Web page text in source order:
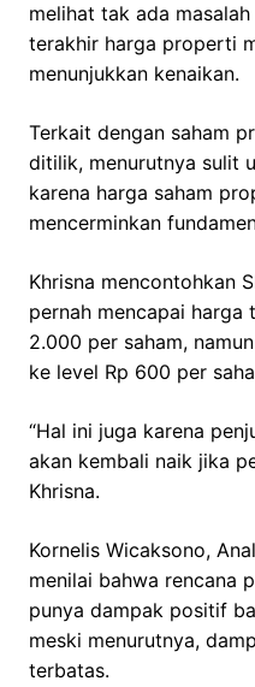
melihat tak ada
terakhir harga properti
menunjukkan kenaikan.
Terkait dengan saham
ditilik, menurutnya sulit
karena harga saham
mencerminkan
Khrisna mencontohkan
pernah mencapai
2.000 per saham,
ke level Rp 600 per
“Hal ini juga karena
akan kembali naik jika
Khrisna.
Kornelis Wicaksono,
menilai bahwa rencana
punya dampak positif
meski menurutnya,
terbatas.